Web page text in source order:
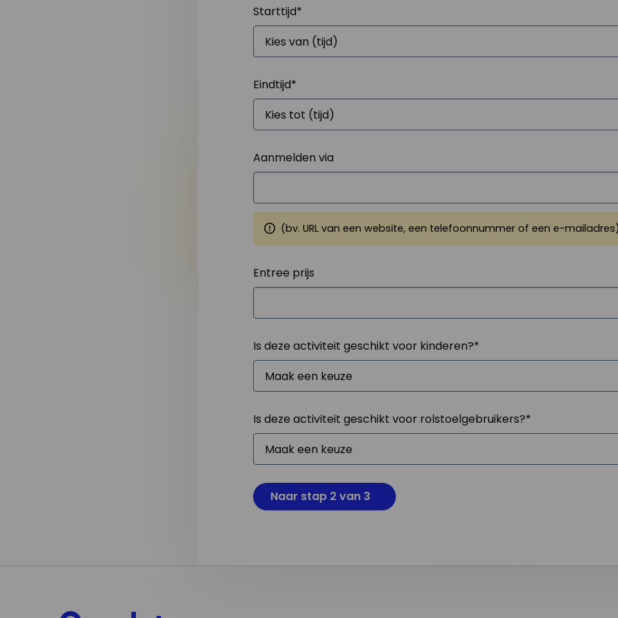
Starttijd*
Eindtijd*
Aanmelden via
(bv. URL van een website, een telefoonnummer of een e-
Entree prijs
Is deze activiteit geschikt voor kinderen?*
Is deze activiteit geschikt voor rolstoelgebruikers?*